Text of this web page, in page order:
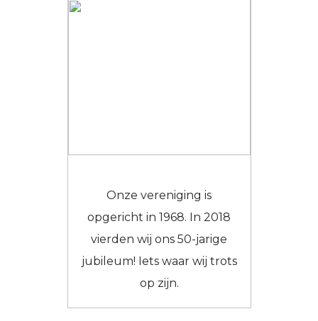
Onze vereniging is
opgericht in 1968. In 2018
vierden wij ons 50-jarige
jubileum! Iets waar wij trots
op zijn.